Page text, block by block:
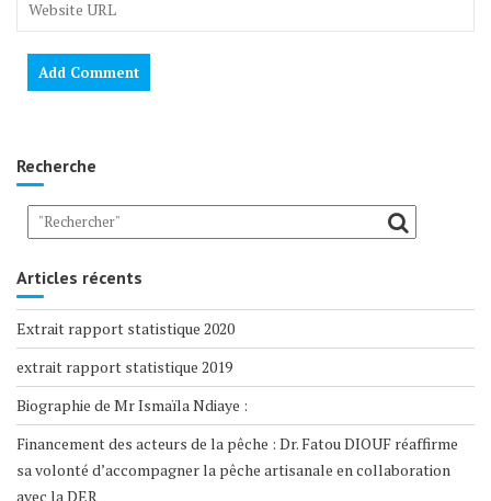
Recherche
Articles récents
Extrait rapport statistique 2020
extrait rapport statistique 2019
Biographie de Mr Ismaïla Ndiaye :
Financement des acteurs de la pêche : Dr. Fatou DIOUF réaffirme
sa volonté d’accompagner la pêche artisanale en collaboration
avec la DER